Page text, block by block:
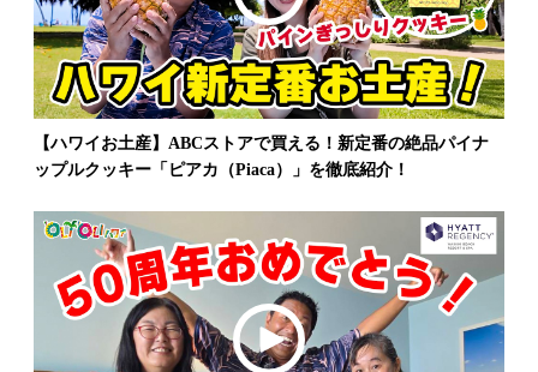
【ハワイお土産】ABCストアで買える！新定番の絶品パイナ
ップルクッキー「ピアカ（Piaca）」を徹底紹介！